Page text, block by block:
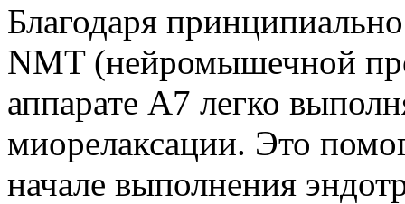
Благодаря
NMT (нейромышечной
аппарате A7 легко
миорелаксации. Это
начале выполнения